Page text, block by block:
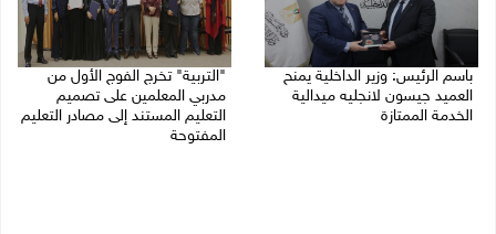
باسم الرئيس: وزير الداخلية يمنح
العميد جيسون لانجليه ميدالية
الخدمة الممتازة
"التربية" تخرج الفوج الأول من
مدربي المعلمين على تصميم
التعليم المستند إلى مصادر التعليم
المفتوحة